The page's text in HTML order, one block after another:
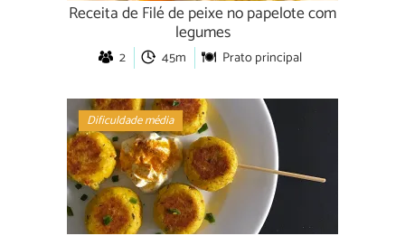
Receita de Filé de peixe no papelote com
legumes
2 45m Prato principal
Dificuldade média